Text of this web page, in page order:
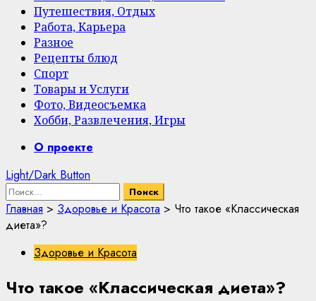
Путешествия, Отдых
Работа, Карьера
Разное
Рецепты блюд
Спорт
Товары и Услуги
Фото, Видеосъемка
Хобби, Развлечения, Игры
PrimaryО проекте
Light/Dark Button
Найти:
Главная > Здоровье и Красота > Что такое «Классическая
диета»?
Здоровье и Красота
Что такое «Классическая диета»?